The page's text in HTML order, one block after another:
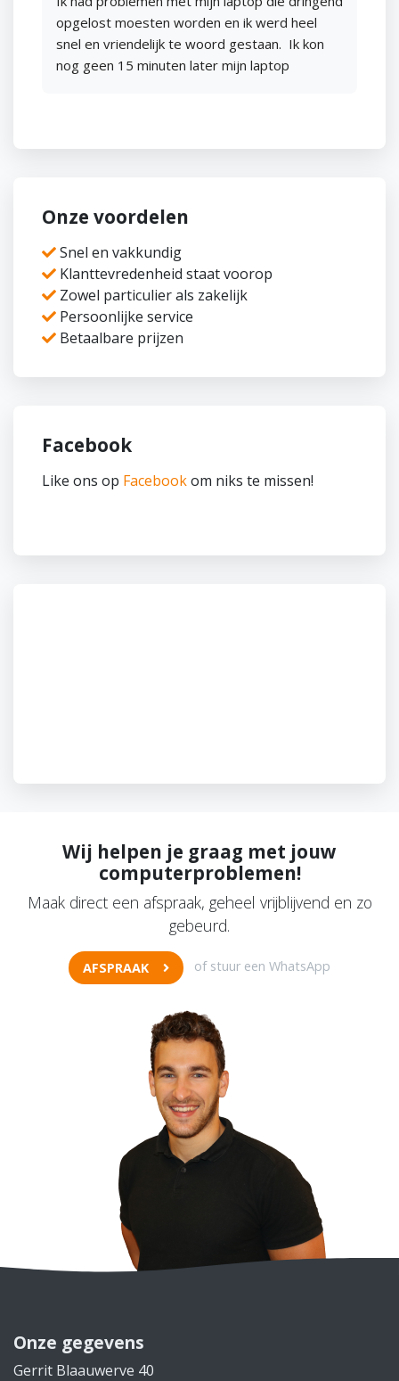
resultaat! En dat ook nog eens voor een
schappelijke prijs. Naar mijn mening een echte
aanrader, ik kom hier zeker weer👍🏼
opgelost moesten worden en ik werd heel
snel en vriendelijk te woord gestaan.  Ik kon
nog geen 15 minuten later mijn laptop
Onze voordelen
Snel en vakkundig
Klanttevredenheid staat voorop
Zowel particulier als zakelijk
Persoonlijke service
Betaalbare prijzen
Facebook
Like ons op Facebookom niks te missen!
Wij helpen je graag met jouw
computerproblemen!
Maak direct een afspraak, geheel vrijblijvend en zo
gebeurd.
AFSPRAAK of stuur een WhatsApp
Onze gegevens
Gerrit Blaauwerve 40